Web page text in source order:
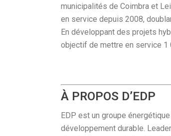
municipalités de Coimbra et
en service depuis 2008,
En développant des projets
objectif de mettre en service 1
À PROPOS D’EDP
EDP est un groupe
développement durable.